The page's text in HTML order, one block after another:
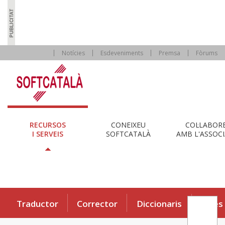
Notícies Esdeveniments Premsa Fòrums
RECURSOS
I SERVEIS
CONEIXEU
SOFTCATALÀ
AMB
Traductor Corrector Diccionaris Eines